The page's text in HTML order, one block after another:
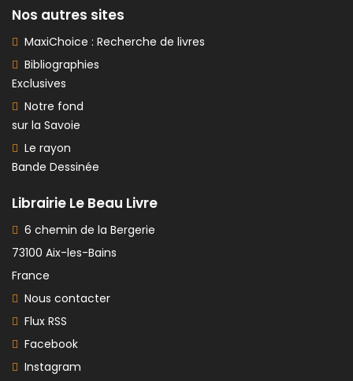
Nos autres sites
MaxiChoice : Recherche de livres
Bibliographies
Exclusives
Notre fond
sur la Savoie
Le rayon
Bande Dessinée
Librairie Le Beau Livre
6 chemin de la Bergerie
73100 Aix-les-Bains
France
Nous contacter
Flux RSS
Facebook
Instagram